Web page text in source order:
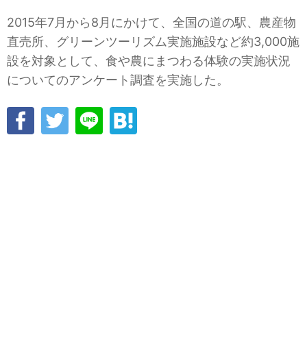
2015年7月から8月にかけて、全国の道の駅、農産物
直売所、グリーンツーリズム実施施設など約3,000施
設を対象として、食や農にまつわる体験の実施状況
についてのアンケート調査を実施した。